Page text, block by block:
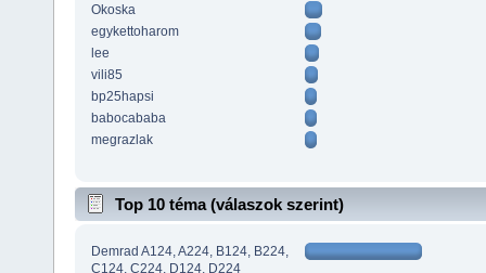
Okoska
egykettoharom
lee
vili85
bp25hapsi
babocababa
megrazlak
Top 10 téma (válaszok szerint)
Demrad A124, A224, B124, B224,
C124, C224, D124, D224